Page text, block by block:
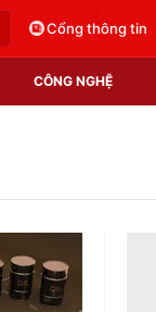
Cổng thông tin
CÔNG NGHỆ